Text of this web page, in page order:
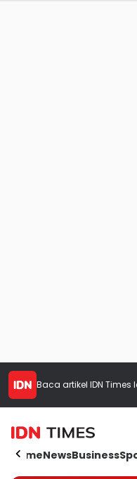
Baca artikel IDN Times
HomeNewsBusiness